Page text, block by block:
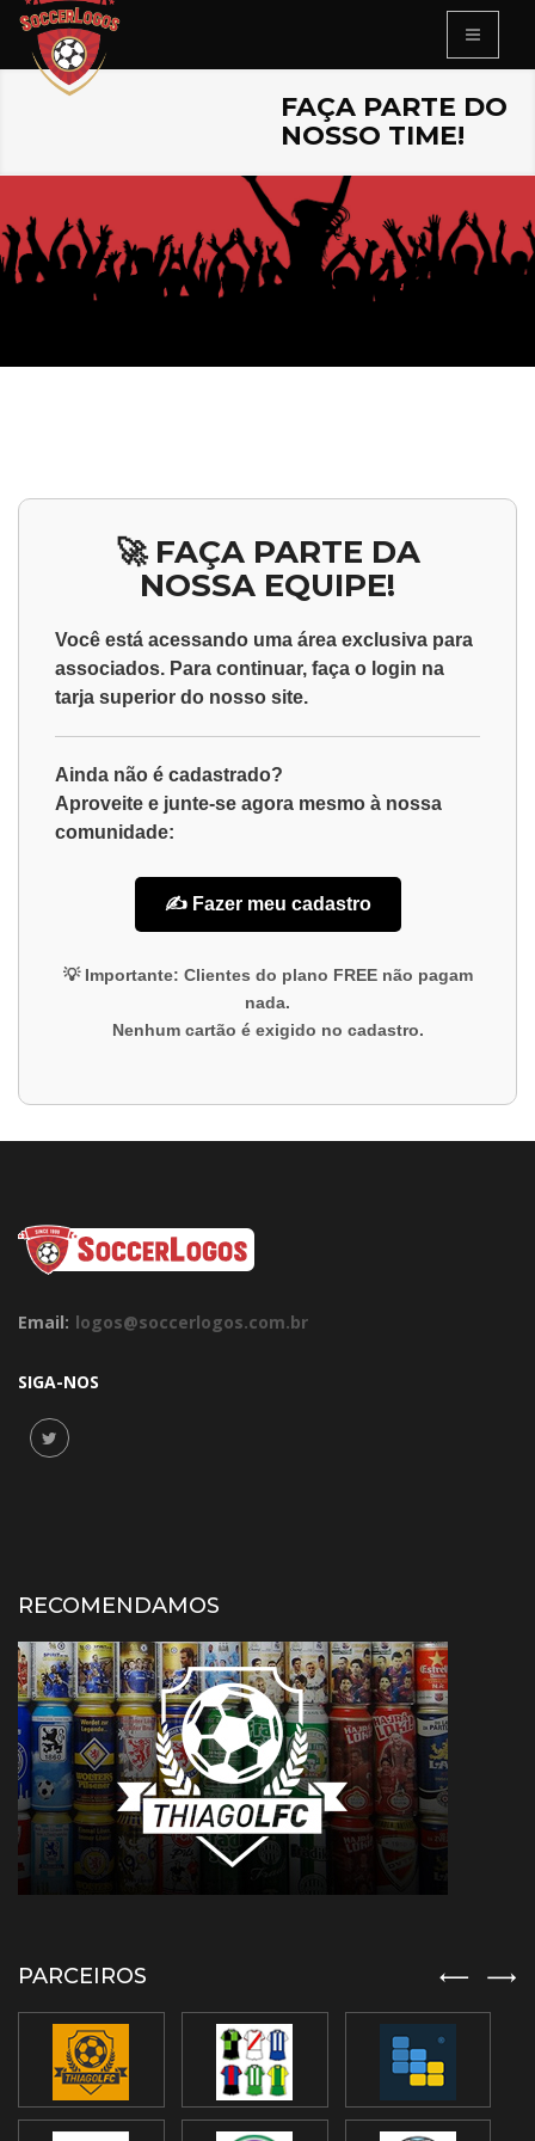
FAÇA PARTE DO
NOSSO TIME!
🚀 FAÇA PARTE DA
NOSSA EQUIPE!
Você está acessando uma área exclusiva para
associados. Para continuar, faça o login na
tarja superior do nosso site.
Ainda não é cadastrado?
Aproveite e junte-se agora mesmo à nossa
comunidade:
✍️ Fazer meu cadastro
💡 Importante: Clientes do plano FREEnão pagam
nada.
Nenhum cartão é exigido no cadastro.
Email: logos@soccerlogos.com.br
SIGA-NOS
RECOMENDAMOS
PARCEIROS